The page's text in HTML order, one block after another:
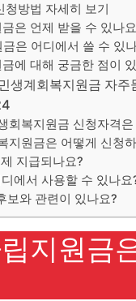
방법 자세히 보기
은 언제 받을 수 있나
은 어디에서 쓸 수 있
에 대해 궁금한 점이
생계회복지원금 자
회복지원금 신청자격
지원금은 어떻게 신청
지급되나요?
에서 사용할 수 있나요
보와 관련이 있나요?
지원금